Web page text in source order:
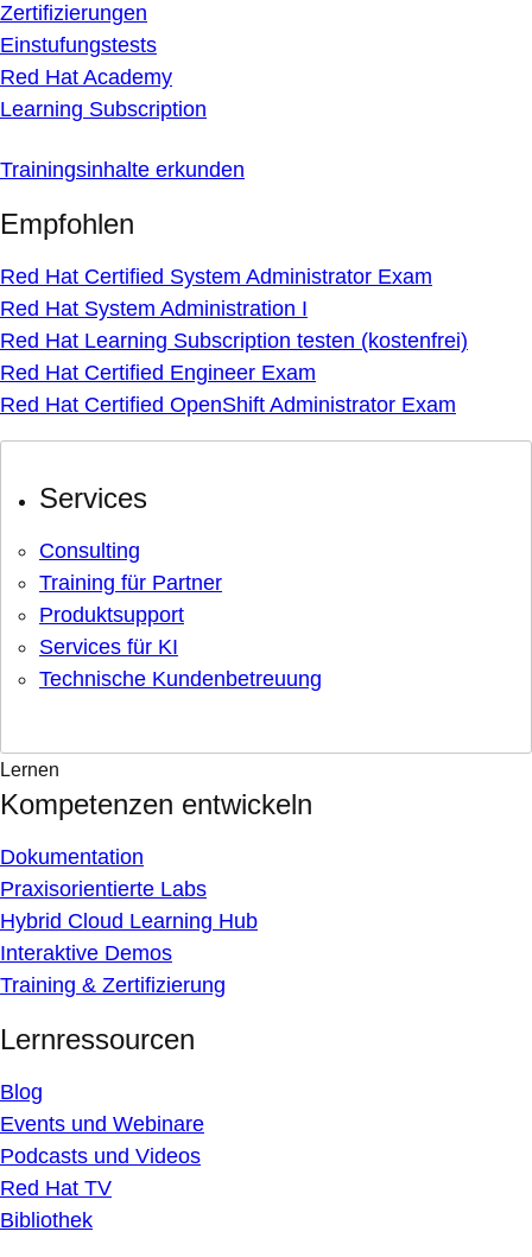
Zertifizierungen
Einstufungstests
Red Hat Academy
Learning Subscription
Trainingsinhalte erkunden
Empfohlen
Red Hat Certified System Administrator Exam
Red Hat System Administration I
Red Hat Learning Subscription testen (kostenfrei)
Red Hat Certified Engineer Exam
Red Hat Certified OpenShift Administrator Exam
Services
Consulting
Training für Partner
Produktsupport
Services für KI
Technische Kundenbetreuung
Lernen
Kompetenzen entwickeln
Dokumentation
Praxisorientierte Labs
Hybrid Cloud Learning Hub
Interaktive Demos
Training & Zertifizierung
Lernressourcen
Blog
Events und Webinare
Podcasts und Videos
Red Hat TV
Bibliothek